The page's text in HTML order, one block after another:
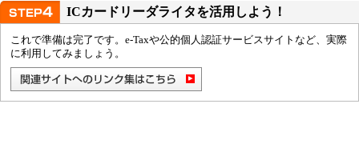
ICカードリーダライタを活用しよう！
これで準備は完了です。e-Taxや公的個人認証サービスサイトなど、実際
に利用してみましょう。